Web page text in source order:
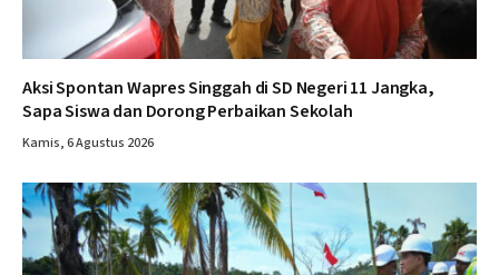
Aksi Spontan Wapres Singgah di SD Negeri 11 Jangka,
Sapa Siswa dan Dorong Perbaikan Sekolah
Kamis, 6 Agustus 2026